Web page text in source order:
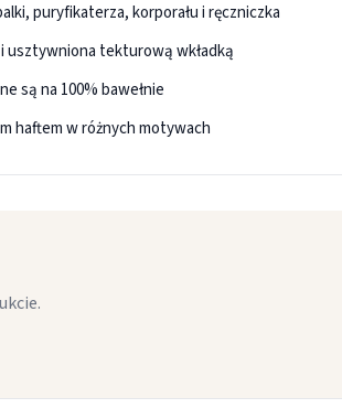
puryfikaterza, korporału i ręczniczka
usztywniona tekturową wkładką
są na 100% bawełnie
haftem w różnych motywach